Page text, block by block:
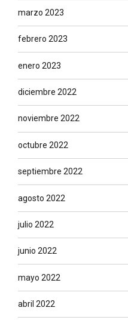
marzo 2023
febrero 2023
enero 2023
diciembre 2022
noviembre 2022
octubre 2022
septiembre 2022
agosto 2022
julio 2022
junio 2022
mayo 2022
abril 2022